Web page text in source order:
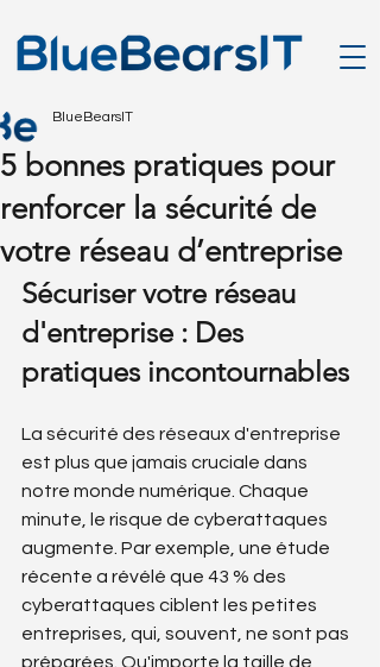
5 bonnes pratiques pour
renforcer la sécurité de
votre réseau d’entreprise
BlueBearsIT
Sécuriser votre réseau
d'entreprise : Des
pratiques incontournables
La sécurité des réseaux d'entreprise
est plus que jamais cruciale dans
notre monde numérique. Chaque
minute, le risque de cyberattaques
augmente. Par exemple, une étude
récente a révélé que 43 % des
cyberattaques ciblent les petites
entreprises, qui, souvent, ne sont pas
préparées. Qu'importe la taille de